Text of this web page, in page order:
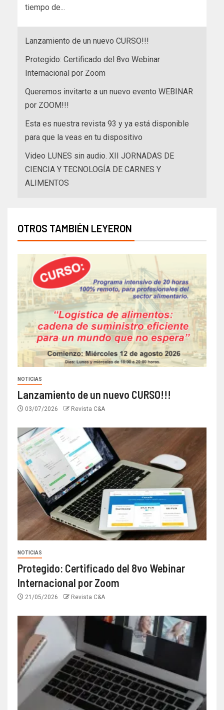
tiempo de...
Lanzamiento de un nuevo CURSO!!!
Protegido: Certificado del 8vo Webinar
Internacional por Zoom
Queremos invitarte a un nuevo evento WEBINAR
por ZOOM!!!
Esta es nuestra revista 93 y ya está disponible
para que la veas en tu dispositivo
Video LUNES sin audio. XII JORNADAS DE
CIENCIA Y TECNOLOGÍA DE CARNES Y
ALIMENTOS
OTROS TAMBIÉN LEYERON
NOTICIAS
Lanzamiento de un nuevo CURSO!!!
03/07/2026 Revista C&A
NOTICIAS
Protegido: Certificado del 8vo Webinar
Internacional por Zoom
21/05/2026 Revista C&A